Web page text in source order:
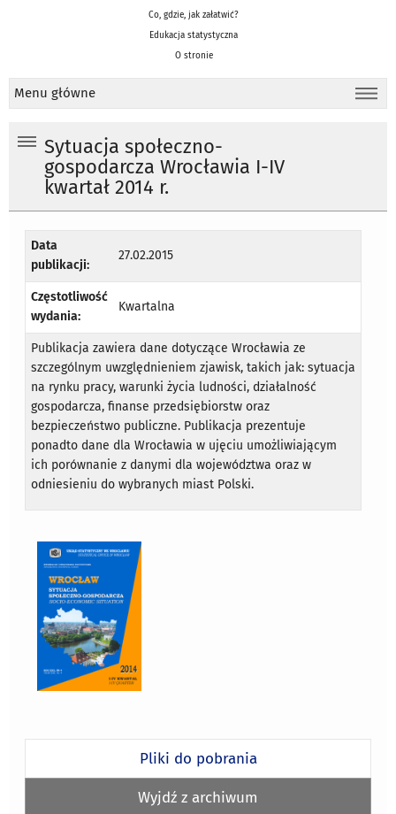
Co, gdzie, jak załatwić?
Edukacja statystyczna
O stronie
Menu główne
Sytuacja społeczno-
gospodarcza Wrocławia I-IV
kwartał 2014 r.
Data
publikacji:
27.02.2015
Częstotliwość
wydania:
Kwartalna
Publikacja zawiera dane dotyczące Wrocławia ze
szczególnym uwzględnieniem zjawisk, takich jak: sytuacja
na rynku pracy, warunki życia ludności, działalność
gospodarcza, finanse przedsiębiorstw oraz
bezpieczeństwo publiczne. Publikacja prezentuje
ponadto dane dla Wrocławia w ujęciu umożliwiającym
ich porównanie z danymi dla województwa oraz w
odniesieniu do wybranych miast Polski.
Pliki do pobrania
Wyjdź z archiwum